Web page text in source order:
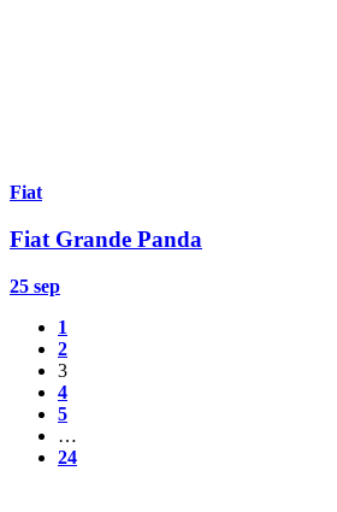
Fiat
Fiat Grande Panda
25 sep
1
2
3
4
5
…
24